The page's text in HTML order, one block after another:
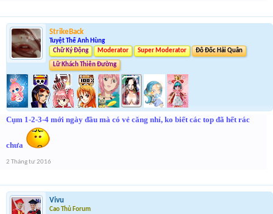
StrikeBack
Tuyệt Thế Anh Hùng
Chữ Ký Động
Moderator Super Moderator Đô Đốc Hải Quân
Lữ Khách Thiên Đường
Cụm 1-2-3-4 mới ngày đầu mà có vẻ căng nhỉ, ko biết các top đã hết rác
chưa
2 Tháng tư 2016
Vivu
Cao Thủ Forum